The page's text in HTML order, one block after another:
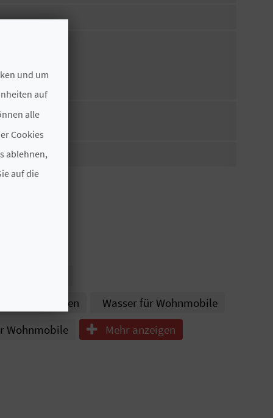
Waschmaschinen
Wasser für Wohnmobile
Wohnmobile Mehr anzeigen
und um
auf
alle
Cookies
ablehnen,
auf die